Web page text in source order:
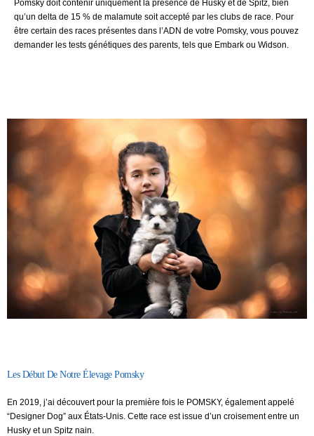
Pomsky doit contenir uniquement la présence de Husky et de Spitz, bien
qu’un delta de 15 % de malamute soit accepté par les clubs de race. Pour
être certain des races présentes dans l’ADN de votre Pomsky, vous pouvez
demander les tests génétiques des parents, tels que Embark ou Widson.
Les Début De Notre Élevage Pomsky
En 2019, j’ai découvert pour la première fois le POMSKY, également appelé
“Designer Dog” aux États-Unis. Cette race est issue d’un croisement entre un
Husky et un Spitz nain.